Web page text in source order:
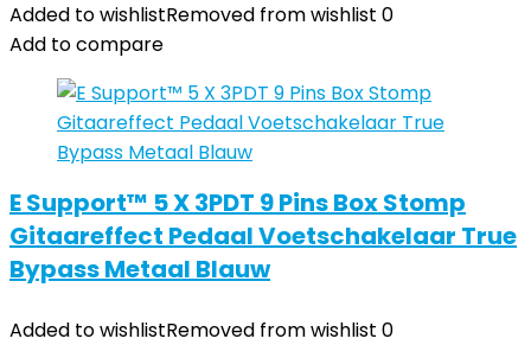
Added to wishlistRemoved from wishlist 0
Add to compare
E Support™ 5 X 3PDT 9 Pins Box Stomp
Gitaareffect Pedaal Voetschakelaar True
Bypass Metaal Blauw
Added to wishlistRemoved from wishlist 0